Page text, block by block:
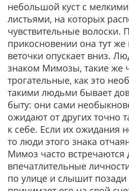
небольшой куст с
листьями, на которых
чувствительные волоски.
прикосновении она тут же
веточки опускает вниз.
знаком Мимозы, такие же
трогательные, как это
такими людьми бывает
быту: они сами
ожидают от других точно
к себе. Если их ожидания
то люди этого знака
Мимоз часто встречаются
впечатлительные
по улице и слышит позади